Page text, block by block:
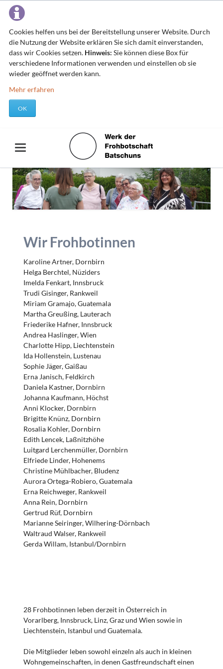
Cookies helfen uns bei der Bereitstellung unserer Website. Durch
die Nutzung der Website erklären Sie sich damit einverstanden,
dass wir Cookies setzen. Hinweis: Sie können diese Box für
verschiedene Informationen verwenden und einstellen ob sie
wieder geöffnet werden kann.
Mehr erfahren
OK
Wir Frohbotinnen
Karoline Artner, Dornbirn
Helga Berchtel, Nüziders
Imelda Fenkart, Innsbruck
Trudi Gisinger, Rankweil
Miriam Gramajo, Guatemala
Martha Greußing, Lauterach
Friederike Hafner, Innsbruck
Andrea Haslinger, Wien
Charlotte Hipp, Liechtenstein
Ida Hollenstein, Lustenau
Sophie Jäger, Gaißau
Erna Janisch, Feldkirch
Daniela Kastner, Dornbirn
Johanna Kaufmann, Höchst
Anni Klocker, Dornbirn
Brigitte Knünz, Dornbirn
Rosalia Kohler, Dornbirn
Edith Lencek, Laßnitzhöhe
Luitgard Lerchenmüller, Dornbirn
Elfriede Linder, Hohenems
Christine Mühlbacher, Bludenz
Aurora Ortega-Robiero, Guatemala
Erna Reichweger, Rankweil
Anna Rein, Dornbirn
Gertrud Rüf, Dornbirn
Marianne Seiringer, Wilhering-Dörnbach
Waltraud Walser, Rankweil
Gerda Willam, Istanbul/Dornbirn
28 Frohbotinnen leben derzeit in Österreich in
Vorarlberg, Innsbruck, Linz, Graz und Wien sowie in
Liechtenstein, Istanbul und Guatemala.
Die Mitglieder leben sowohl einzeln als auch in kleinen
Wohngemeinschaften, in denen Gastfreundschaft einen